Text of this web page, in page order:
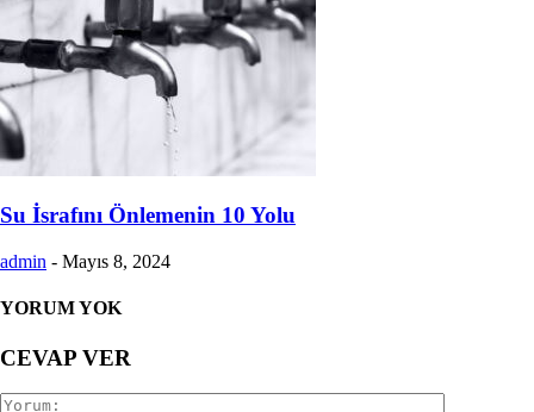
Su İsrafını Önlemenin 10 Yolu
admin - Mayıs 8, 2024
YORUM YOK
CEVAP VER